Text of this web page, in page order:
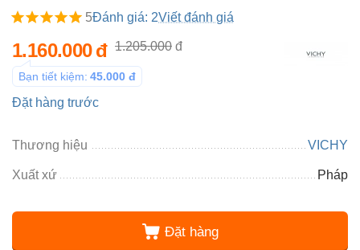
5Đánh giá: 2Viết đánh giá
1.160.000đ 1.205.000 đ
Bạn tiết kiệm: 45.000 đ
Đặt hàng trước
Thương hiệu VICHY
Xuất xứ Pháp
Đặt hàng